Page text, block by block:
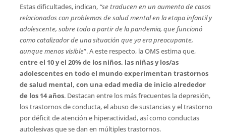
Estas dificultades, indican, “se traducen en un aumento de casos
relacionados con problemas de salud mental en la etapa infantil y
adolescente, sobre todo a partir de la pandemia, que funcionó
como catalizador de una situación que ya era preocupante,
aunque menos visible”. A este respecto, la OMS estima que,
entre el 10 y el 20% de los niños, las niñas y los/as
adolescentes en todo el mundo experimentan trastornos
de salud mental, con una edad media de inicio alrededor
de los 14 años. Destacan entre los más frecuentes la depresión,
los trastornos de conducta, el abuso de sustancias y el trastorno
por déficit de atención e hiperactividad, así como conductas
autolesivas que se dan en múltiples trastornos.